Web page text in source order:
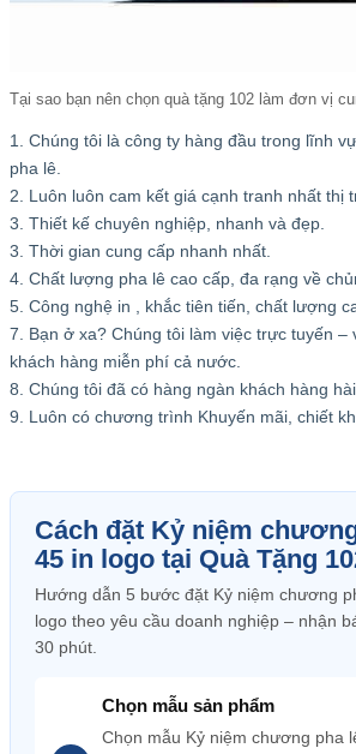
Tại sao bạn nên chọn quà tặng 102 làm đơn vị
1. Chúng tôi là công ty hàng đầu trong lĩnh
pha lê.
2. Luôn luôn cam kết giá cạnh tranh nhất thị
3. Thiết kế chuyên nghiệp, nhanh và đẹp.
3. Thời gian cung cấp nhanh nhất.
4. Chất lượng pha lê cao cấp, đa rạng về
5. Công nghệ in , khắc tiên tiến, chất lượng
7. Bạn ở xa? Chúng tôi làm việc trực tuyến –
khách hàng miễn phí cả nước.
8. Chúng tôi đã có hàng ngàn khách hàng hài
9. Luôn có chương trình Khuyến mãi, chiết
Cách đặt Kỷ niệm
45 in logo tại Quà Tặng
Hướng dẫn 5 bước đặt Kỷ niệm chương
logo theo yêu cầu doanh nghiệp – nhận
30 phút.
Chọn mẫu sản phẩm
Chọn mẫu Kỷ niệm chương pha